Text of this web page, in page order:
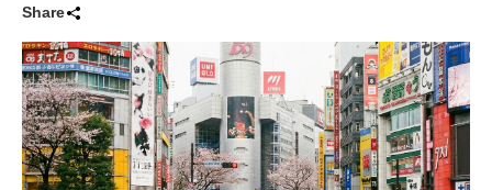
BPaaS JOURNAL
ADOPTABLE DOG JOURNAL
Share